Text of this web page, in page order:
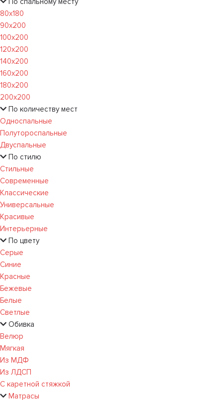
80х180
90х200
100х200
120x200
140х200
160х200
180х200
200х200
По количеству мест
Односпальные
Полутороспальные
Двуспальные
По стилю
Стильные
Современные
Классические
Универсальные
Красивые
Интерьерные
По цвету
Серые
Синие
Красные
Бежевые
Белые
Светлые
Обивка
Велюр
Мягкая
Из МДФ
Из ЛДСП
С каретной стяжкой
Матрасы